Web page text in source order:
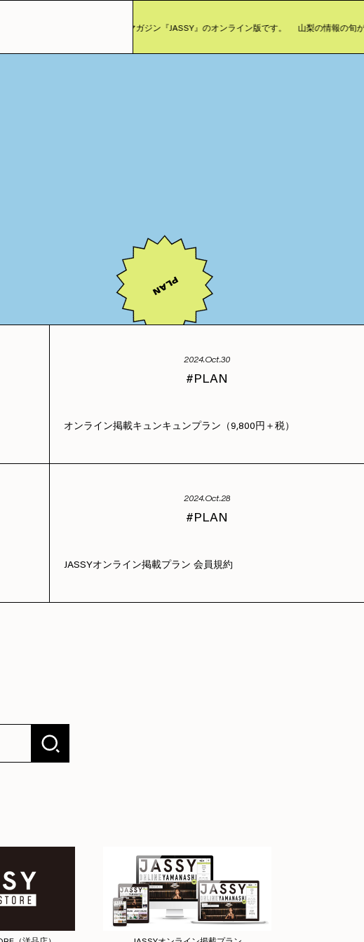
情報の旬が詰まったカルチャーマガジン『JASSY』のオンライン版です。 山梨の情報の旬が
PLAN
2024.Oct.30
PLAN
オンライン掲載キュンキュンプラン（9,800円＋税）
2024.Oct.28
PLAN
JASSYオンライン掲載プラン 会員規約